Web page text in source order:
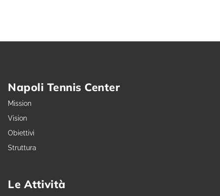
Napoli Tennis Center
Mission
Vision
Obiettivi
Struttura
Le Attività